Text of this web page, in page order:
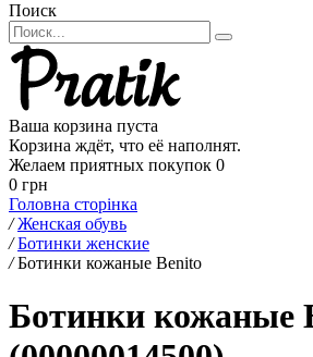
Поиск
Ваша корзина пуста
Корзина ждёт, что её наполнят.
Желаем приятных покупок 0
0 грн
Головна сторінка
/ Женская обувь
/ Ботинки женские
/ Ботинки кожаные Benito
Ботинки кожаные